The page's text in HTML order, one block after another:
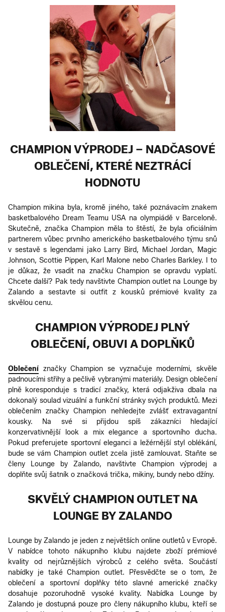
CHAMPION VÝPRODEJ – NADČASOVÉ
OBLEČENÍ, KTERÉ NEZTRÁCÍ
HODNOTU
Champion mikina byla, kromě jiného, také poznávacím znakem
basketbalového Dream Teamu USA na olympiádě v Barceloně.
Skutečně, značka Champion měla to štěstí, že byla oficiálním
partnerem vůbec prvního amerického basketbalového týmu snů
v sestavě s legendami jako Larry Bird, Michael Jordan, Magic
Johnson, Scottie Pippen, Karl Malone nebo Charles Barkley. I to
je důkaz, že vsadit na značku Champion se opravdu vyplatí.
Chcete další? Pak tedy navštivte Champion outlet na Lounge by
Zalando a sestavte si outfit z kousků prémiové kvality za
skvělou cenu.
CHAMPION VÝPRODEJ PLNÝ
OBLEČENÍ, OBUVI A DOPLŇKŮ
Oblečení značky Champion se vyznačuje moderními, skvěle
padnoucími střihy a pečlivě vybranými materiály. Design oblečení
plně koresponduje s tradicí značky, která odjakživa dbala na
dokonalý soulad vizuální a funkční stránky svých produktů. Mezi
oblečením značky Champion nehledejte zvlášť extravagantní
kousky. Na své si přijdou spíš zákazníci hledající
konzervativnější look a mix elegance a sportovního ducha.
Pokud preferujete sportovní eleganci a ležérnější styl oblékání,
bude se vám Champion outlet zcela jistě zamlouvat. Staňte se
členy Lounge by Zalando, navštivte Champion výprodej a
doplňte svůj šatník o značková trička, mikiny, bundy nebo džíny.
SKVĚLÝ CHAMPION OUTLET NA
LOUNGE BY ZALANDO
Lounge by Zalando je jeden z největších online outletů v Evropě.
V nabídce tohoto nákupního klubu najdete zboží prémiové
kvality od nejrůznějších výrobců z celého světa. Součástí
nabídky je také Champion outlet. Přesvědčte se o tom, že
oblečení a sportovní doplňky této slavné americké značky
dosahuje pozoruhodně vysoké kvality. Nabídka Lounge by
Zalando je dostupná pouze pro členy nákupního klubu, kteří se